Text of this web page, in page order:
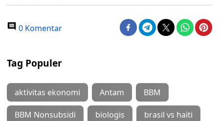
0 Komentar
Tag Populer
aktivitas ekonomi Antam BBM
BBM Nonsubsidi biologis brasil vs haiti